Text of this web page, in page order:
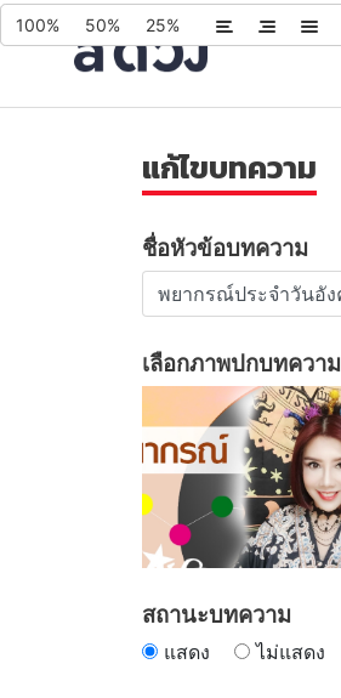
บทความ
แก้ไขบทความ
ชื่อหัวข้อบทความ
เลือกภาพปกบทความ
สถานะบทความ
แสดง ไม่แสดง
100% 50% 25%